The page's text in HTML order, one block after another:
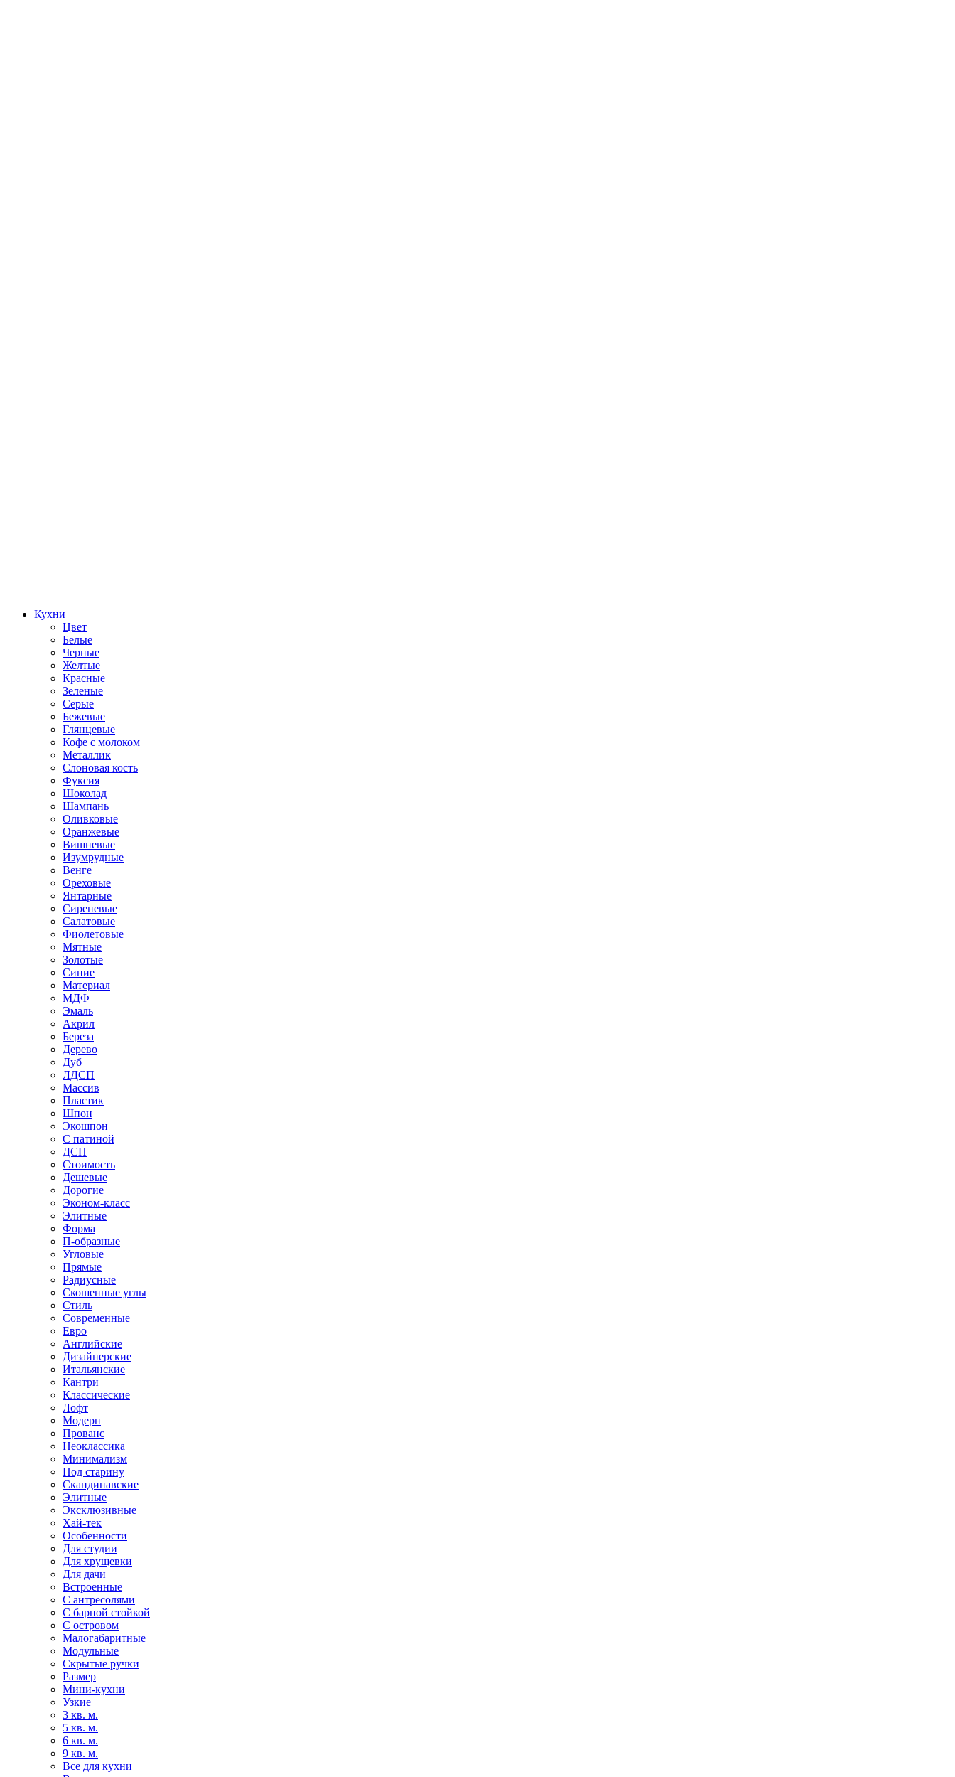
Кухни
Цвет
Белые
Черные
Желтые
Красные
Зеленые
Серые
Бежевые
Глянцевые
Кофе с молоком
Металлик
Слоновая кость
Фуксия
Шоколад
Шампань
Оливковые
Оранжевые
Вишневые
Изумрудные
Венге
Ореховые
Янтарные
Сиреневые
Салатовые
Фиолетовые
Мятные
Золотые
Синие
Материал
МДФ
Эмаль
Акрил
Береза
Дерево
Дуб
ЛДСП
Массив
Пластик
Шпон
Экошпон
С патиной
ДСП
Стоимость
Дешевые
Дорогие
Эконом-класс
Элитные
Форма
П-образные
Угловые
Прямые
Радиусные
Скошенные углы
Стиль
Современные
Евро
Английские
Дизайнерские
Итальянские
Кантри
Классические
Лофт
Модерн
Прованс
Неоклассика
Минимализм
Под старину
Скандинавские
Элитные
Эксклюзивные
Хай-тек
Особенности
Для студии
Для хрущевки
Для дачи
Встроенные
С антресолями
С барной стойкой
С островом
Малогабаритные
Модульные
Скрытые ручки
Размер
Мини-кухни
Узкие
3 кв. м.
5 кв. м.
6 кв. м.
9 кв. м.
Все для кухни